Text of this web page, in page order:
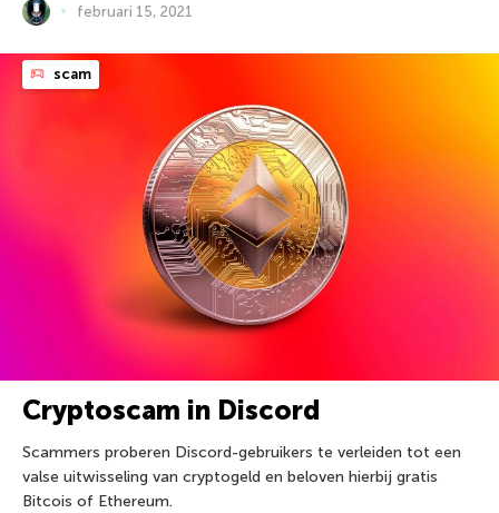
februari 15, 2021
scam
Cryptoscam in Discord
Scammers proberen Discord-gebruikers te verleiden tot een
valse uitwisseling van cryptogeld en beloven hierbij gratis
Bitcois of Ethereum.